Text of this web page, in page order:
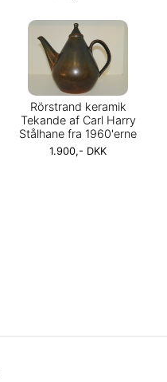
Rörstrand keramik
Tekande af Carl Harry
Stålhane fra 1960'erne
1.900,- DKK